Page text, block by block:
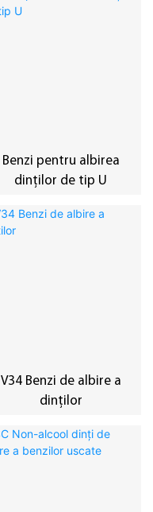
Benzi pentru albirea
dinților de tip U
V34 Benzi de albire a
dinților